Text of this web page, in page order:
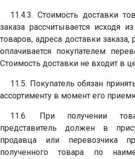
11.4.3. Стоимость доставки
заказа рассчитывается исходя
товаров, адреса доставки
оплачивается покупателем
Стоимость доставки не входит в
11.5. Покупатель обязан
ассортименту в момент его
11.6. При получении
представитель должен в
продавца или перевозчика
полученного товара по